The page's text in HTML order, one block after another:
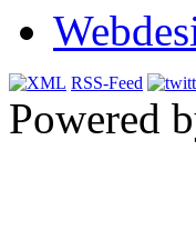
RSS-Feed
Powered